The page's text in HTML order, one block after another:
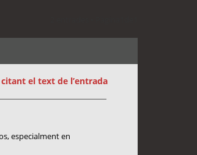
citant el text de l’entrada
especialment en